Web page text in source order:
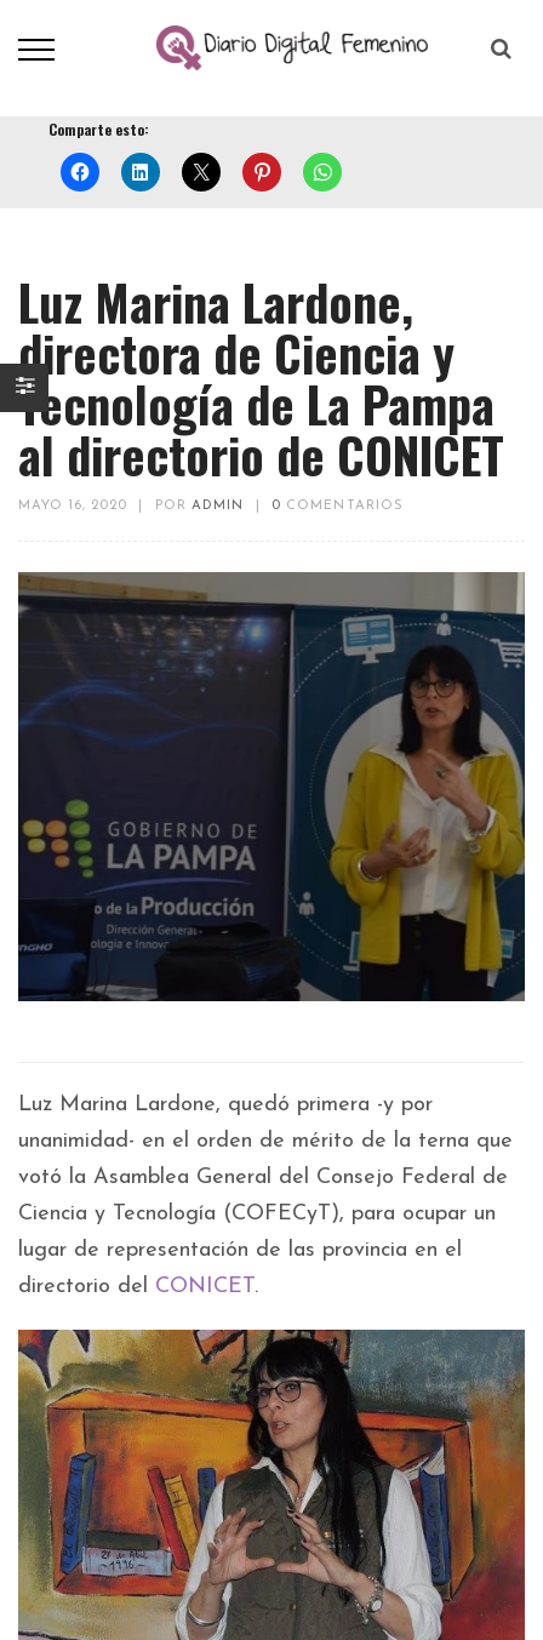
Comparte esto:
Luz Marina Lardone,
directora de Ciencia y
Tecnología de La Pampa
al directorio de CONICET
MAYO 16, 2020 PORADMIN 0 COMENTARIOS
Luz Marina Lardone, quedó primera -y por
unanimidad- en el orden de mérito de la terna que
votó la Asamblea General del Consejo Federal de
Ciencia y Tecnología (COFECyT), para ocupar un
lugar de representación de las provincia en el
directorio del CONICET .